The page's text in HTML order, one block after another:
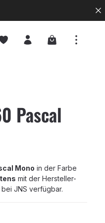
Warenkorb
Pascal
Mono in der Farbe
mit der Hersteller-
JNS verfügbar.